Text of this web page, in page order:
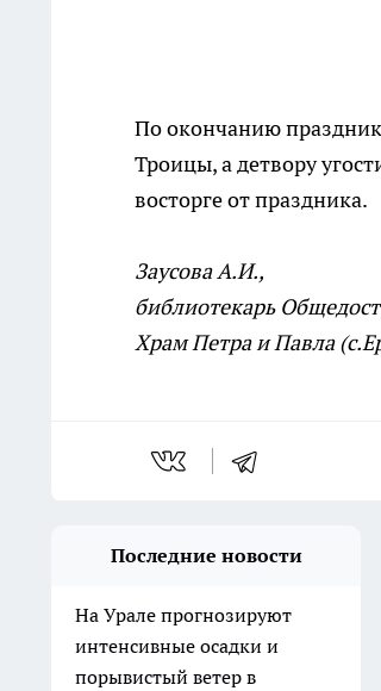
По окончанию
Троицы, а детвору
восторге от праздника.
Заусова А.И.,
библиотекарь
Храм Петра и Павла
Последние новости
На Урале прогнозируют
интенсивные осадки и
порывистый ветер в